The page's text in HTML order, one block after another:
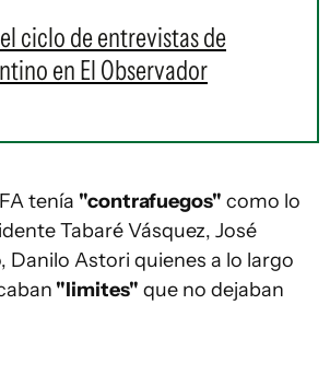
ciclo de entrevistas de
en El Observador
tenía "contrafuegos" como lo
Tabaré Vásquez, José
Danilo Astori quienes a lo largo
"limites" que no dejaban